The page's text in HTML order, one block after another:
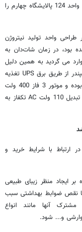
پالایشگاه چهارم، موفق شدیم دستگاه توربو اکسپندر واحد 124 پالایشگاه چهارم را
واحد تولید نیتروژن
بود، در زمان شات‌دان به
می گردید به همین دلیل
پیشنهاد گردید که الکتروموتور پمپ روغن توربو اکسپندر از طریق برق UPS تغذیه
شود. اما به خاطر این‌‌که برق UPS تکفاز 110 ولت بوده و موتور 3 فاز 400 ولت
می باشد، نیاز بود که تجهیزی تهیه گردد که قابلیت تبدیل 110 ولت AC تکفاز به
ارتباط با شرایط خرید و
بر ایجاد منظر زیبای طبیعی
نقص ضوابط بهداشتی سبب
آنها مانند انواع
و... شود.